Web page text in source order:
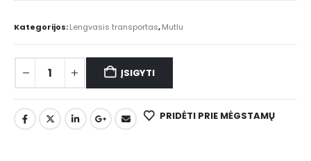
Kategorijos:Lengvasis transportas,Mutlu
ĮSIGYTI
PRIDĖTI PRIE MĖGSTAMŲ